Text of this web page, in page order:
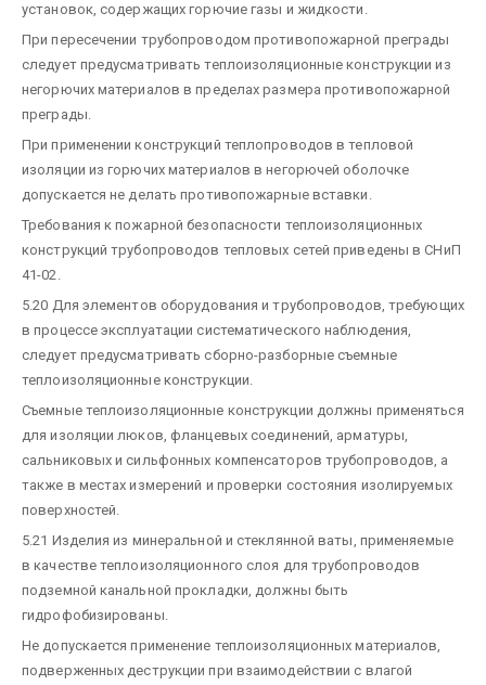
установок, содержащих горючие газы и жидкости.
При пересечении трубопроводом противопожарной преграды
следует предусматривать теплоизоляционные конструкции из
негорючих материалов в пределах размера противопожарной
преграды.
При применении конструкций теплопроводов в тепловой
изоляции из горючих материалов в негорючей оболочке
допускается не делать противопожарные вставки.
Требования к пожарной безопасности теплоизоляционных
конструкций трубопроводов тепловых сетей приведены в СНиП
41-02.
5.20 Для элементов оборудования и трубопроводов, требующих
в процессе эксплуатации систематического наблюдения,
следует предусматривать сборно-разборные съемные
теплоизоляционные конструкции.
Съемные теплоизоляционные конструкции должны применяться
для изоляции люков, фланцевых соединений, арматуры,
сальниковых и сильфонных компенсаторов трубопроводов, а
также в местах измерений и проверки состояния изолируемых
поверхностей.
5.21 Изделия из минеральной и стеклянной ваты, применяемые
в качестве теплоизоляционного слоя для трубопроводов
подземной канальной прокладки, должны быть
гидрофобизированы.
Не допускается применение теплоизоляционных материалов,
подверженных деструкции при взаимодействии с влагой